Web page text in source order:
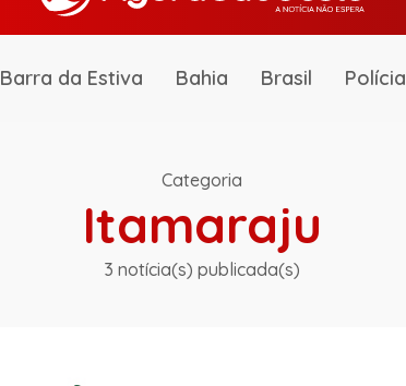
Barra da Estiva Bahia Brasil Polícia
Categoria
Itamaraju
3 notícia(s) publicada(s)